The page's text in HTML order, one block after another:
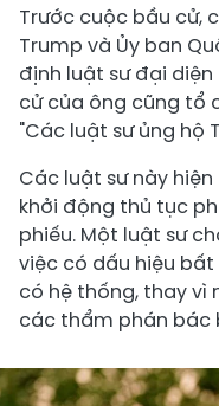
Trước cuộc bầu cử,
Trump và Ủy ban
định luật sư đại
cử của ông cũng tổ
"Các luật sư ủng hộ
Các luật sư này
khởi động thủ tục
phiếu. Một luật sư
việc có dấu hiệu
có hệ thống, thay vì
các thẩm phán bác